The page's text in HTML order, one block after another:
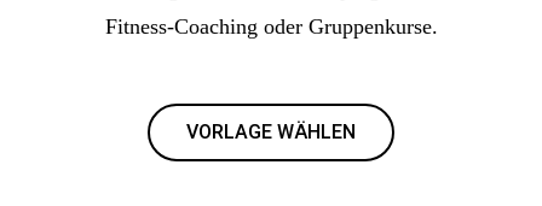
Fitness-Coaching oder Gruppenkurse.
VORLAGE WÄHLEN